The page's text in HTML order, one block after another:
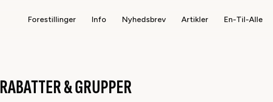
Forestillinger Info Nyhedsbrev Artikler En-Til-Alle
RABATTER & GRUPPER